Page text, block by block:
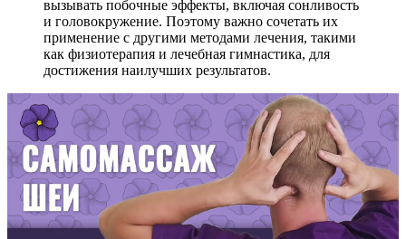
вызывать побочные эффекты, включая сонливость
и головокружение. Поэтому важно сочетать их
применение с другими методами лечения, такими
как физиотерапия и лечебная гимнастика, для
достижения наилучших результатов.